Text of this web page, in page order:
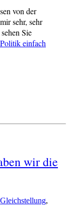
von der
sehr, sehr
Sie
einfach
wir die
Gleichstellung,